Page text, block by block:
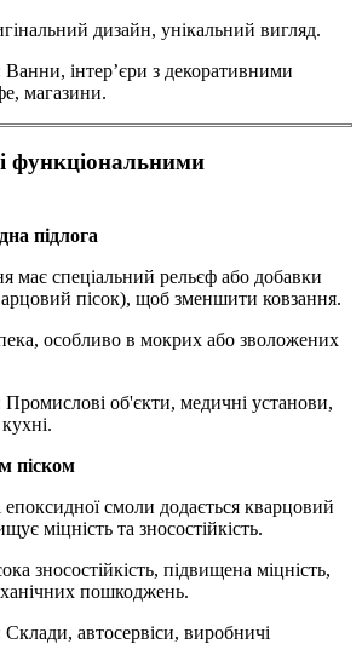
дизайн, унікальний вигляд.
Ванни, інтер’єри з декоративними
магазини.
функціональними
підлога
має спеціальний рельєф або добавки
пісок), щоб зменшити ковзання.
особливо в мокрих або зволожених
Промислові об'єкти, медичні установи,
піском
епоксидної смоли додається кварцовий
міцність та зносостійкість.
зносостійкість, підвищена міцність,
пошкоджень.
Склади, автосервіси, виробничі